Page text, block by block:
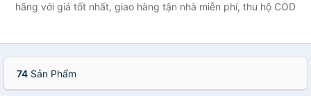
hãng với giá tốt nhất, giao hàng tận nhà miễn phí, thu hộ COD
74 Sản Phẩm